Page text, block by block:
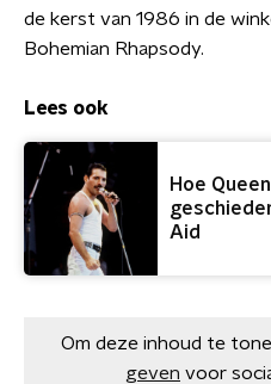
de kerst van 1986 in de
Bohemian Rhapsody.
Lees ook
Hoe
Aid
Om deze inhoud te
geven voor